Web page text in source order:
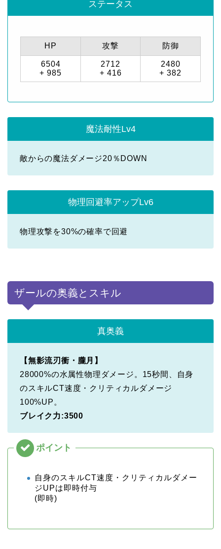
ステータス
HP 攻撃 防御
6504
+ 985
2712
+ 416
2480
+ 382
魔法耐性Lv4
敵からの魔法ダメージ20％DOWN
物理回避率アップLv6
物理攻撃を30%の確率で回避
ザールの奥義とスキル
真奥義
【無影流刃衝・朧月】
28000%の水属性物理ダメージ。15秒間、自身
のスキルCT速度・クリティカルダメージ
100%UP。
ブレイク力:3500
自身のスキルCT速度・クリティカルダメー
ジUPは即時付与
(即時)